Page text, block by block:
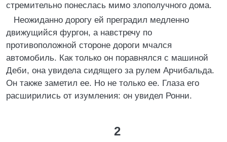
стремительно понеслась мимо злополучного дома.
Неожиданно дорогу ей преградил медленно
движущийся фургон, а навстречу по
противоположной стороне дороги мчался
автомобиль. Как только он поравнялся с машиной
Деби, она увидела сидящего за рулем Арчибальда.
Он также заметил ее. Но не только ее. Глаза его
расширились от изумления: он увидел Ронни.
2